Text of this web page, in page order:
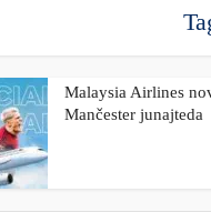
Malaysia Airlines
Mančester junajteda